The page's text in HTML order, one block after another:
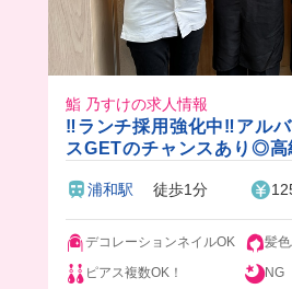
鮨 乃すけの求人情報
‼️ランチ採用強化中‼️アル
スGETのチャンスあり◎高
浦和駅 徒歩1分
デコレーションネイルOK
髪
ピアス複数OK！
NG